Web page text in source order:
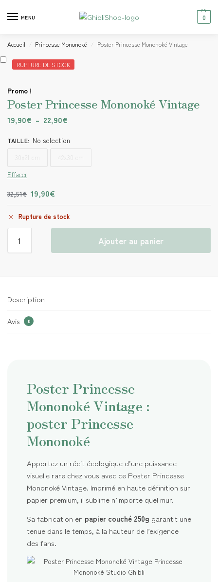
MENU 0
Accueil / Princesse Mononoké / Poster Princesse Mononoké Vintage
RUPTURE DE STOCK
Promo !
Poster Princesse Mononoké Vintage
19,90€ – 22,90€
TAILLE: No selection
Effacer
32,51€ 19,90€
Rupture de stock
Ajouter au panier
Description
Avis 0
Poster Princesse
Mononoké Vintage :
poster Princesse
Mononoké
Apportez un récit écologique d’une puissance
visuelle rare chez vous avec ce Poster Princesse
Mononoké Vintage. Imprimé en haute définition sur
papier premium, il sublime n’importe quel mur.
Sa fabrication en papier couché 250g garantit une
tenue dans le temps, à la hauteur de l’exigence
des fans.